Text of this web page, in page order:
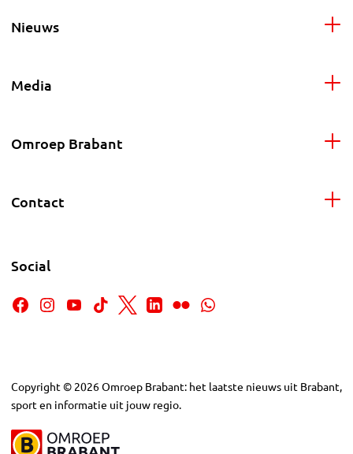
Nieuws
Media
Omroep Brabant
Contact
Social
Copyright © 2026Omroep Brabant: het laatste nieuws uit Brabant,
sport en informatie uit jouw regio.